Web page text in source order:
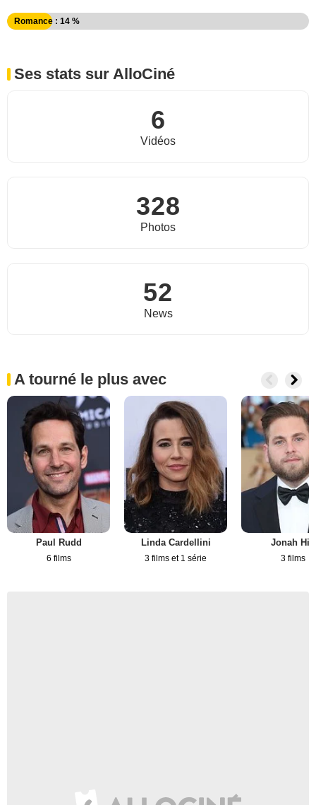
Romance : 14 %
Ses stats sur AlloCiné
6
Vidéos
328
Photos
52
News
A tourné le plus avec
Paul Rudd
6 films
Linda Cardellini
3 films et 1 série
Jonah Hill
3 films